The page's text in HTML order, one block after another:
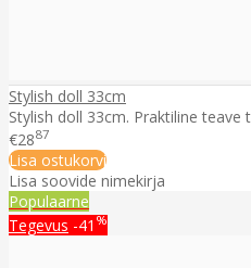
Stylish doll 33cm
Stylish doll 33cm. Praktiline
€2887
Lisa ostukorvi
Lisa soovide nimekirja
Populaarne
Tegevus -41 %